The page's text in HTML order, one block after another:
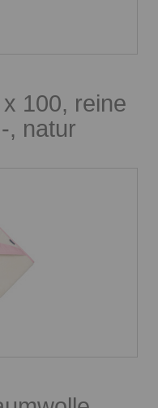
100, reine
, natur